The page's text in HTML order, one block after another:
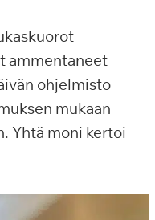
ammentaneet
ohjelmisto
mukaan
Yhtä moni kertoi